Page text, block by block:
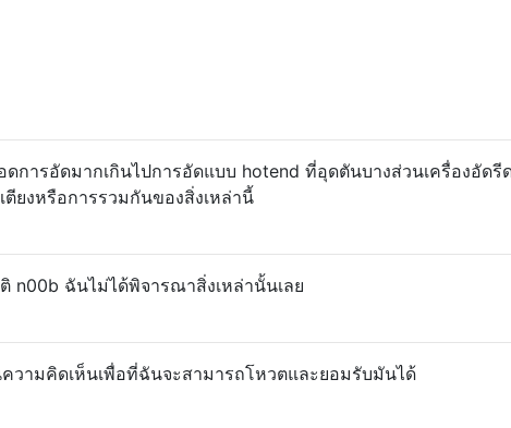
การอัดมากเกินไปการอัดแบบ hotend ที่อุดตันบางส่วนเครื่องอัดรี
ยงหรือการรวมกันของสิ่งเหล่านี้
ฉันไม่ได้พิจารณาสิ่งเหล่านั้นเลย
ามคิดเห็นเพื่อที่ฉันจะสามารถโหวตและยอมรับมันได้